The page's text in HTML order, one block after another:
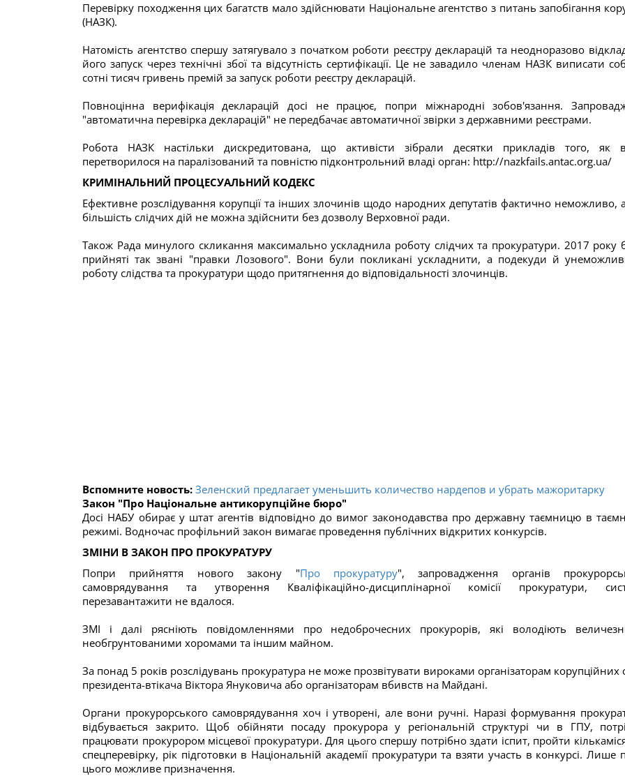
Перевірку походження цих багатств мало здійснювати Національне агентство з питань запобігання
(НАЗК).
Натомість агентство спершу затягувало з початком роботи реєстру декларацій та неодноразово
його запуск через технічні збої та відсутність сертифікації. Це не завадило членам НАЗК виписати
сотні тисяч гривень премій за запуск роботи реєстру декларацій.
Повноцінна верифікація декларацій досі не працює, попри міжнародні зобов'язання.
"автоматична перевірка декларацій" не передбачає автоматичної звірки з державними реєстрами.
Робота НАЗК настільки дискредитована, що активісти зібрали десятки прикладів того, як
перетворилося на паралізований та повністю підконтрольний владі орган: http://nazkfails.antac.org.ua/
КРИМІНАЛЬНИЙ ПРОЦЕСУАЛЬНИЙ КОДЕКС
Ефективне розслідування корупції та інших злочинів щодо народних депутатів фактично неможливо,
більшість слідчих дій не можна здійснити без дозволу Верховної ради.
Також Рада минулого скликання максимально ускладнила роботу слідчих та прокуратури. 2017 року
прийняті так звані "правки Лозового". Вони були покликані ускладнити, а подекуди й
роботу слідства та прокуратури щодо притягнення до відповідальності злочинців.
Вспомните новость: Зеленский предлагает уменьшить количество нардепов и убрать мажоритарку
Закон "Про Національне антикорупційне бюро"
Досі НАБУ обирає у штат агентів відповідно до вимог законодавства про державну таємницю в
режимі. Водночас профільний закон вимагає проведення публічних відкритих конкурсів.
ЗМІНИ В ЗАКОН ПРО ПРОКУРАТУРУ
Попри прийняття нового закону "Про прокуратуру", запровадження органів
самоврядування та утворення Кваліфікаційно-дисциплінарної комісії прокуратури,
перезавантажити не вдалося.
ЗМІ і далі рясніють повідомленнями про недоброчесних прокурорів, які володіють
необгрунтованими хоромами та іншим майном.
За понад 5 років розслідувань прокуратура не може прозвітувати вироками організаторам корупційних
президента-втікача Віктора Януковича або організаторам вбивств на Майдані.
Органи прокурорського самоврядування хоч і утворені, але вони ручні. Наразі формування
відбувається закрито. Щоб обійняти посаду прокурора у регіональній структурі чи в ГПУ,
працювати прокурором місцевої прокуратури. Для цього спершу потрібно здати іспит, пройти
спецперевірку, рік підготовки в Національній академії прокуратури та взяти участь в конкурсі. Лише
цього можливе призначення.